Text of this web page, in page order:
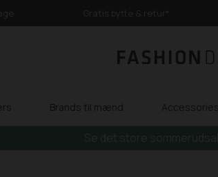
Gratis bytte & retur*
Brands til mænd Accessories